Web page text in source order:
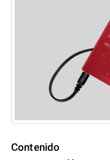
Contenido